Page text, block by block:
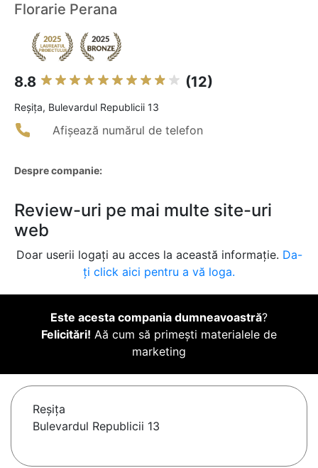
Florarie Perana
8.8 (12)
Reşiţa, Bulevardul Republicii 13
Afișează numărul de telefon
Despre companie:
Review-uri pe mai multe site-uri
web
Doar userii logați au acces la această informație. Da-
ți click aici pentru a vă loga.
Este acesta compania dumneavoastră?
Felicitări! Aă cum să primești materialele de
marketing
Reşiţa
Bulevardul Republicii 13